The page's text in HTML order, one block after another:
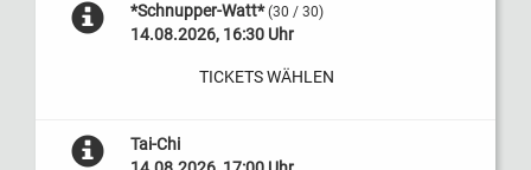
*Schnupper-Watt* (30 / 30)
14.08.2026, 16:30 Uhr
TICKETS WÄHLEN
Tai-Chi